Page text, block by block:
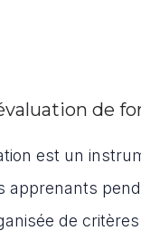
de
est un
de